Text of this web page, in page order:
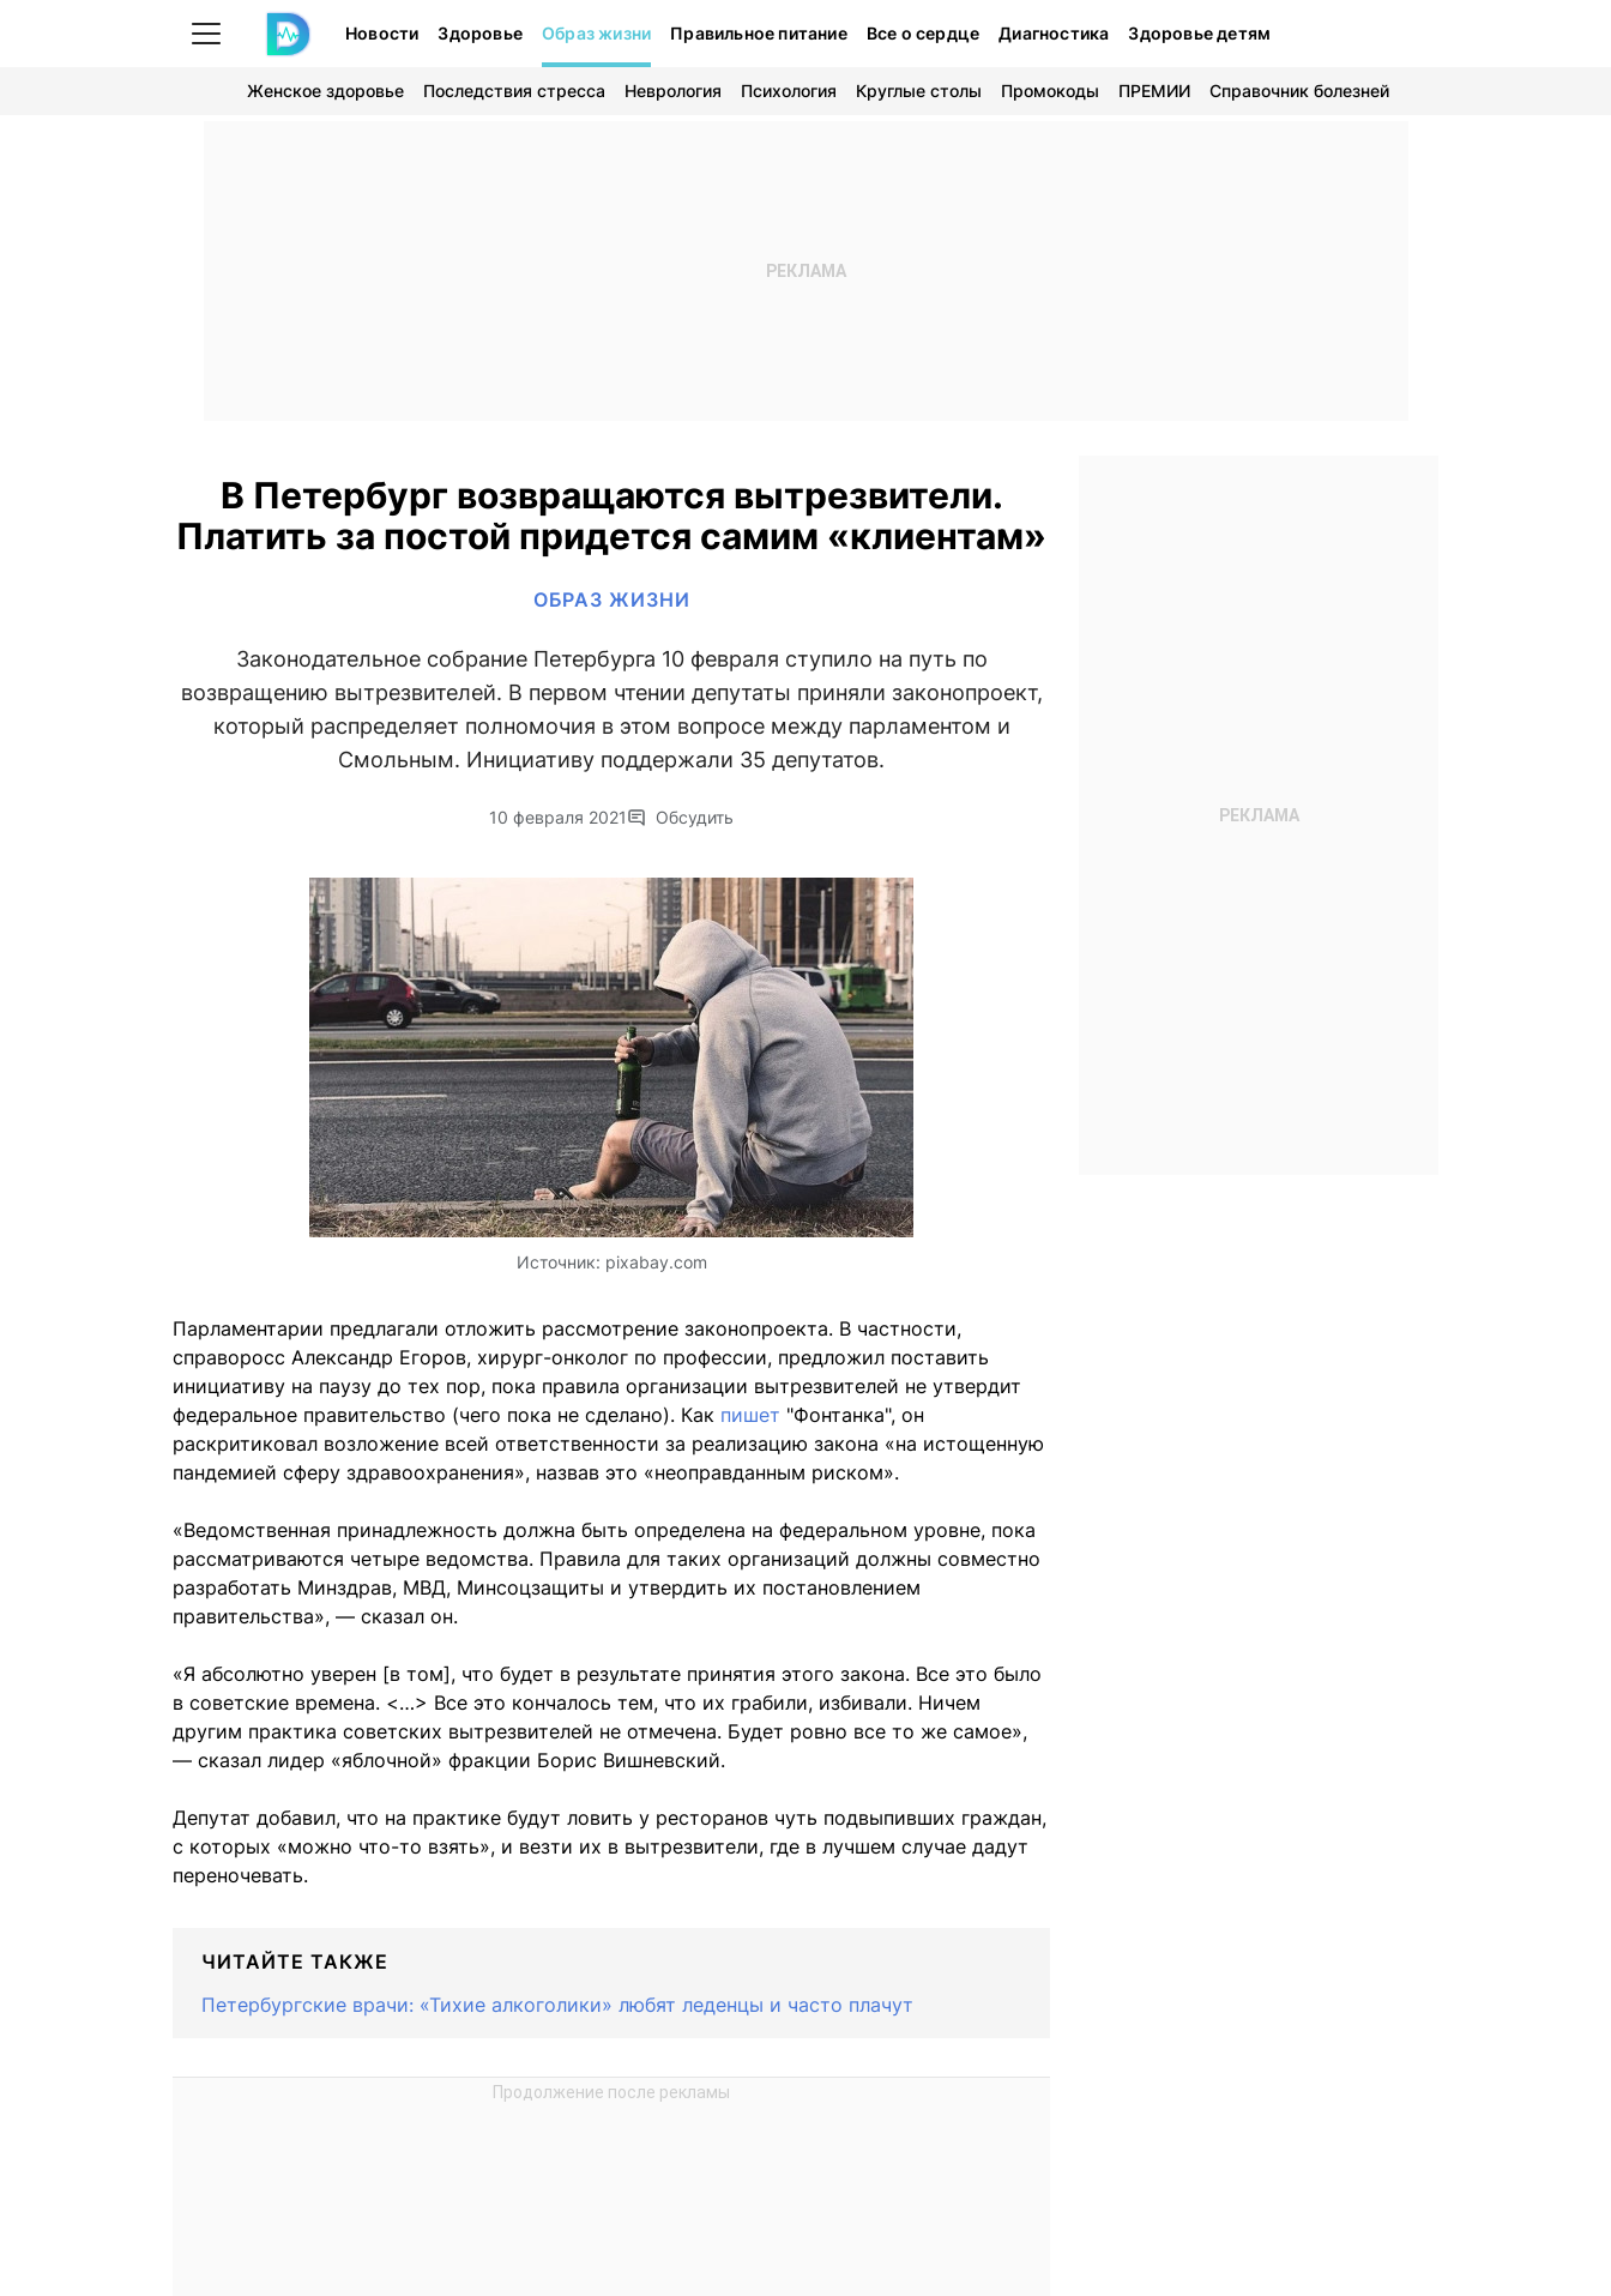
Новости Здоровье Образ жизни Правильное питание Все о сердце Диагностика Здоровье детям
Женское здоровье Последствия стресса Неврология Психология Круглые столы Промокоды ПРЕМИИ Справочник болезней
В Петербург возвращаются вытрезвители.
Платить за постой придется самим «клиентам»
ОБРАЗ ЖИЗНИ
Законодательное собрание Петербурга 10 февраля ступило на путь по
возвращению вытрезвителей. В первом чтении депутаты приняли законопроект,
который распределяет полномочия в этом вопросе между парламентом и
Смольным. Инициативу поддержали 35 депутатов.
10 февраля 2021 Обсудить
Источник: pixabay.com
Парламентарии предлагали отложить рассмотрение законопроекта. В частности,
справоросс Александр Егоров, хирург-онколог по профессии, предложил поставить
инициативу на паузу до тех пор, пока правила организации вытрезвителей не утвердит
федеральное правительство (чего пока не сделано). Как пишет "Фонтанка", он
раскритиковал возложение всей ответственности за реализацию закона «на истощенную
пандемией сферу здравоохранения», назвав это «неоправданным риском».
«Ведомственная принадлежность должна быть определена на федеральном уровне, пока
рассматриваются четыре ведомства. Правила для таких организаций должны совместно
разработать Минздрав, МВД, Минсоцзащиты и утвердить их постановлением
правительства», — сказал он.
«Я абсолютно уверен [в том], что будет в результате принятия этого закона. Все это было
в советские времена. <…> Все это кончалось тем, что их грабили, избивали. Ничем
другим практика советских вытрезвителей не отмечена. Будет ровно все то же самое»,
— сказал лидер «яблочной» фракции Борис Вишневский.
Депутат добавил, что на практике будут ловить у ресторанов чуть подвыпивших граждан,
с которых «можно что-то взять», и везти их в вытрезвители, где в лучшем случае дадут
переночевать.
ЧИТАЙТЕ ТАКЖЕ
Петербургские врачи: «Тихие алкоголики» любят леденцы и часто плачут